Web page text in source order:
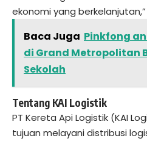
ekonomi yang
Baca Juga Pinkfong
di Grand Metropolitan
Sekolah
Tentang KAI Logistik
PT Kereta Api Logistik (KAI
tujuan melayani distribusi